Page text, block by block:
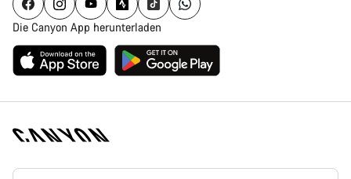
Die Canyon App herunterladen
Canyon